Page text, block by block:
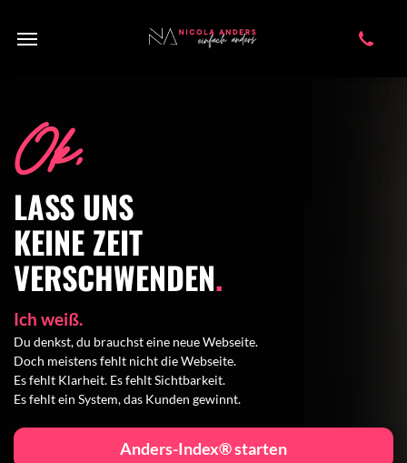
Ok,
LASS UNS
KEINE ZEIT
VERSCHWENDEN.
Ich weiß.
Du denkst, du brauchst eine neue Webseite.
Doch meistens fehlt nicht die Webseite.
Es fehlt Klarheit. Es fehlt Sichtbarkeit.
Es fehlt ein System, das Kunden gewinnt.
Anders-Index® starten